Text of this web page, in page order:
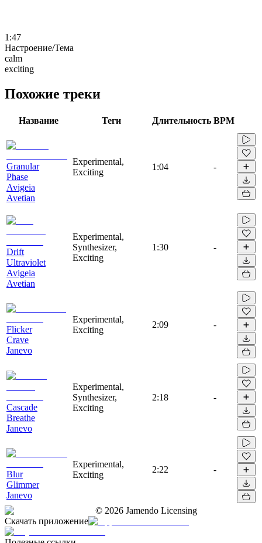
1:47
Настроение/Тема
calm
exciting
Похожие треки
Название Теги Длительность BPM
Granular
Phase
Avigeia
Avetian
Experimental,
Exciting
1:04 -
Drift
Ultraviolet
Avigeia
Avetian
Experimental,
Synthesizer,
Exciting
1:30 -
Flicker
Crave
Janevo
Experimental,
Exciting
2:09 -
Cascade
Breathe
Janevo
Experimental,
Synthesizer,
Exciting
2:18 -
Blur
Glimmer
Janevo
Experimental,
Exciting
2:22 -
© 2026 Jamendo Licensing
Скачать приложение